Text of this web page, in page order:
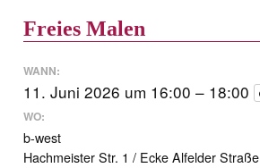
Freies Malen
WANN:
11. Juni 2026 um 16:00 – 18:00
WO:
b-west
Hachmeister Str. 1 / Ecke Alfelder Straße